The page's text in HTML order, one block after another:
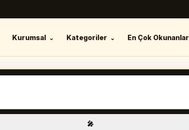
Kurumsal Kategoriler En Çok Okunanlar
🎤